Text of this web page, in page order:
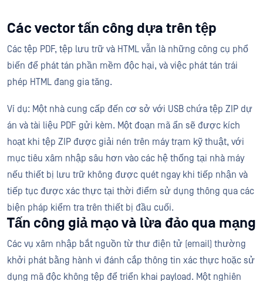
Các vector tấn công dựa trên tệp
Các tệp PDF, tệp lưu trữ và HTML vẫn là những công cụ phổ
biến để phát tán phần mềm độc hại, và việc phát tán trái
phép HTML đang gia tăng.
Ví dụ: Một nhà cung cấp đến cơ sở với USB chứa tệp ZIP dự
án và tài liệu PDF gửi kèm. Một đoạn mã ẩn sẽ được kích
hoạt khi tệp ZIP được giải nén trên máy trạm kỹ thuật, với
mục tiêu xâm nhập sâu hơn vào các hệ thống tại nhà máy
nếu thiết bị lưu trữ không được quét ngay khi tiếp nhận và
tiếp tục được xác thực tại thời điểm sử dụng thông qua các
biện pháp kiểm tra trên thiết bị đầu cuối.
Tấn công giả mạo và lừa đảo qua mạng
Các vụ xâm nhập bắt nguồn từ thư điện tử (email) thường
khởi phát bằng hành vi đánh cắp thông tin xác thực hoặc sử
dụng mã độc không tệp để triển khai payload. Một nghiên